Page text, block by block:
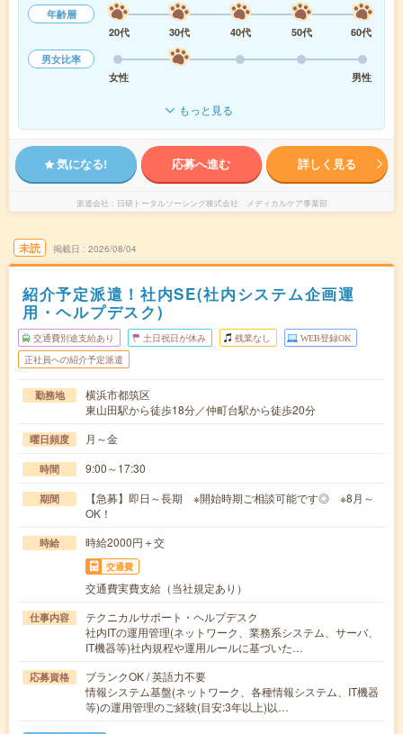
年齢層
20代
30代 40代 50代
60代
男女比率
女性
男性
もっと見る
気になる! 応募へ進む 詳しく見る
派遣会社 日研トータルソーシング株式会社 メディカルケア事業部
未読 掲載日 2026/08/04
紹介予定派遣！社内SE(社内システム企画運
用・ヘルプデスク)
交通費別途支給あり 土日祝日が休み 残業なし WEB登録OK
正社員への紹介予定派遣
勤務地
横浜市都筑区
東山田駅から徒歩18分／仲町台駅から徒歩20分
曜日頻度 月～金
時間 9:00～17:30
期間
【急募】即日～長期 ※開始時期ご相談可能です◎ ※8月～
OK！
時給 時給2000円＋交
交通費
交通費実費支給（当社規定あり）
仕事内容
テクニカルサポート・ヘルプデスク
社内ITの運用管理(ネットワーク、業務系システム、サーバ、
IT機器等)社内規程や運用ルールに基づいた…
応募資格
ブランクOK / 英語力不要
情報システム基盤(ネットワーク、各種情報システム、IT機器
等)の運用管理のご経験(目安:3年以上)以…